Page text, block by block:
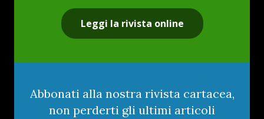
Leggi la rivista online
Abbonati alla nostra rivista cartacea,
non perderti gli ultimi articoli